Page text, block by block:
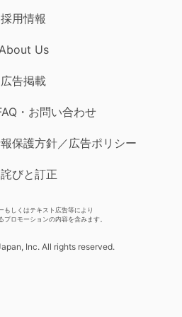
採用情報
About Us
広告掲載
・お問い合わせ
保護方針／広告ポリシー
びと訂正
もしくはテキスト広告等により
プロモーションの内容を含みます。
Inc. All rights reserved.